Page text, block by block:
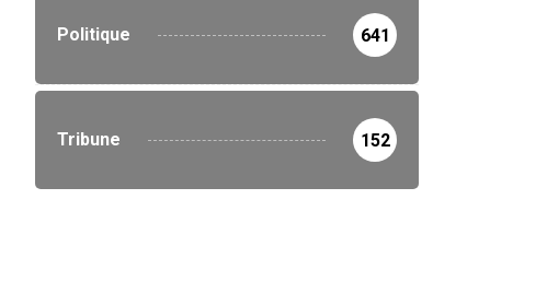
Politique 641
Tribune 152